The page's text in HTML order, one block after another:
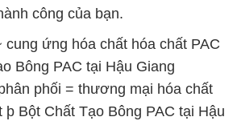
công của bạn.
cung ứng hóa chất hóa chất PAC
Bông PAC tại Hậu Giang
phối = thương mại hóa chất
þ Bột Chất Tạo Bông PAC tại Hậu